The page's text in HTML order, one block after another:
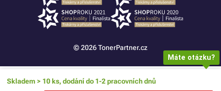
Skladem > 10 ks, dodání do 1-2 pracovních dnů
© 2026 TonerPartner.cz
Máte otázku?